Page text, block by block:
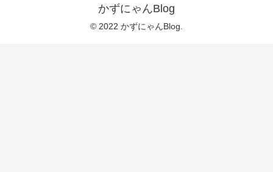
かずにゃんBlog
© 2022 かずにゃんBlog.